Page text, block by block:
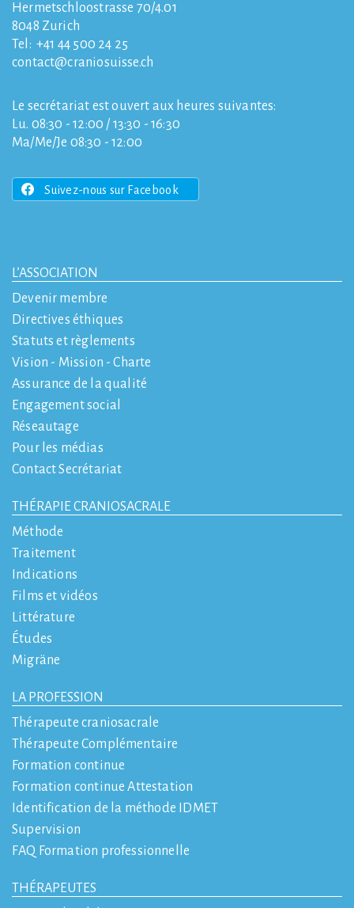
Hermetschloostrasse 70/4.01
8048 Zurich
Tel: +41 44 500 24 25
contact
craniosuisse.ch
Le secrétariat est ouvert aux heures suivantes:
Lu. 08:30 - 12:00 / 13:30 - 16:30
Ma/Me/Je 08:30 - 12:00
Suivez-nous sur Facebook
L’ASSOCIATION
Devenir membre
Directives éthiques
Statuts et règlements
Vision - Mission - Charte
Assurance de la qualité
Engagement social
Réseautage
Pour les médias
Contact Secrétariat
THÉRAPIE CRANIOSACRALE
Méthode
Traitement
Indications
Films et vidéos
Littérature
Études
Migräne
LA PROFESSION
Thérapeute craniosacrale
Thérapeute Complémentaire
Formation continue
Formation continue Attestation
Identification de la méthode IDMET
Supervision
FAQ Formation professionnelle
THÉRAPEUTES